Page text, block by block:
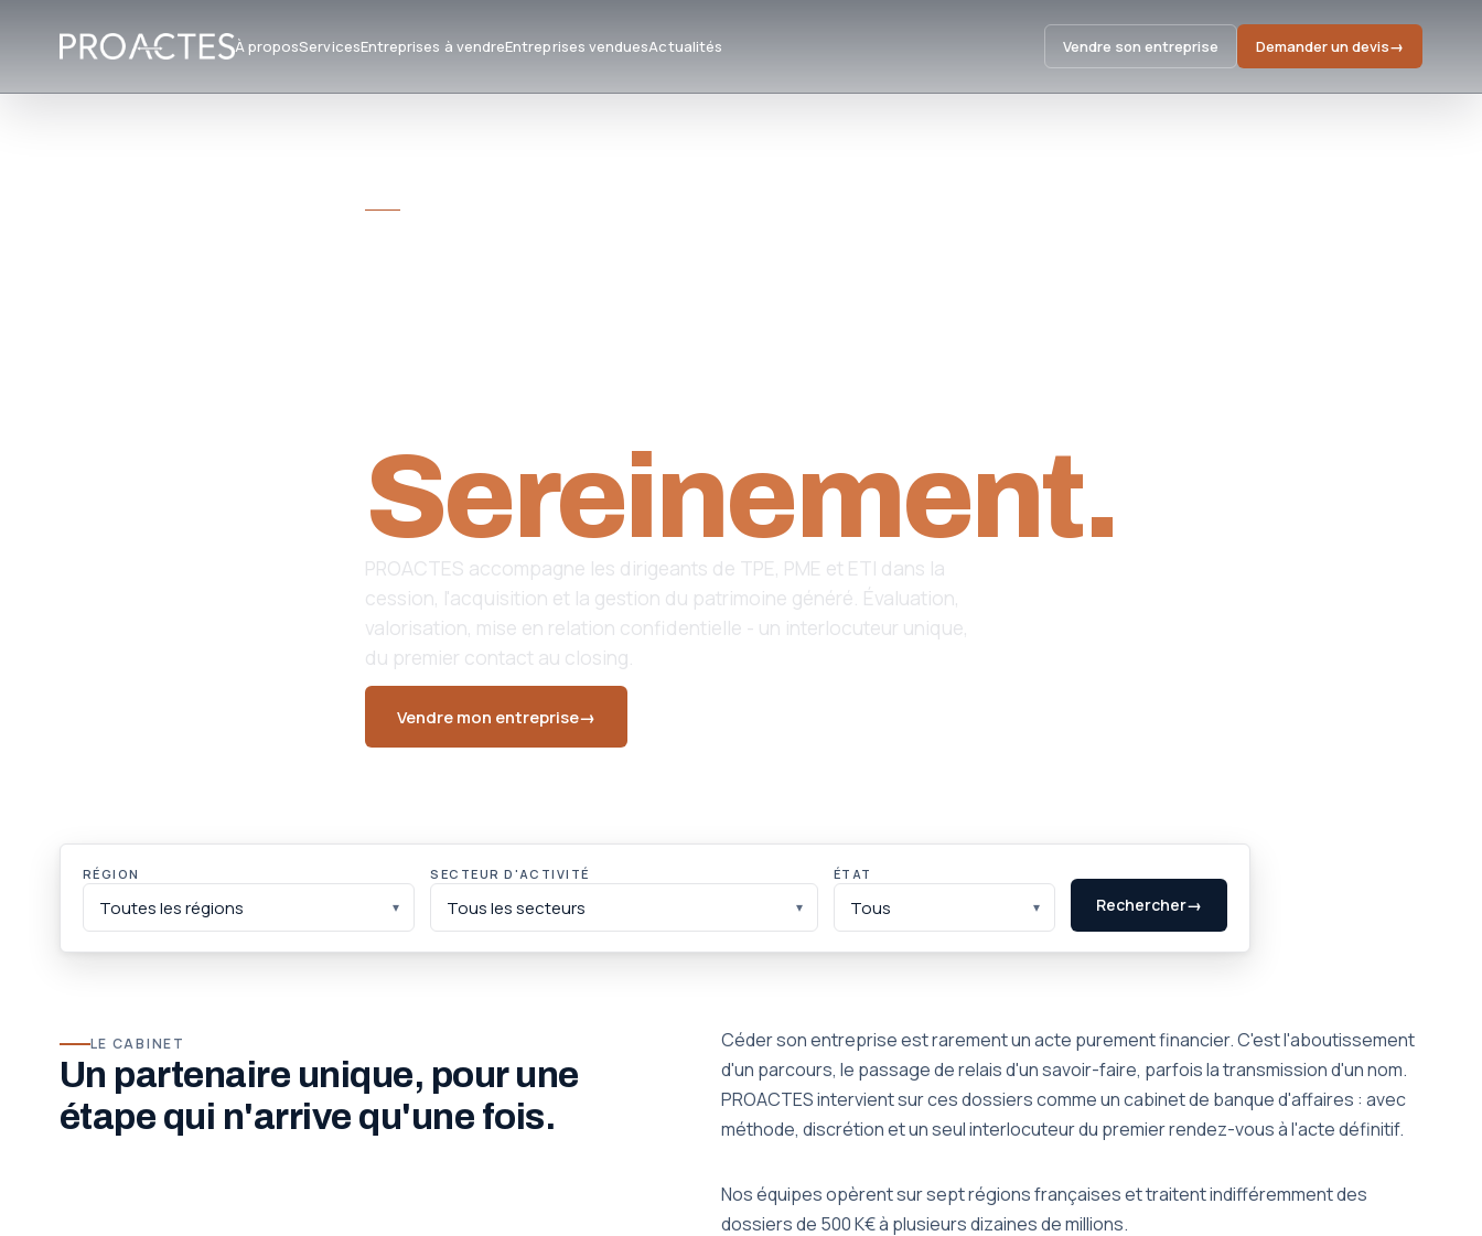
À proposServicesEntreprises à vendreEntreprises venduesActualités Vendre son entreprise Demander un devis→
Sereinement.
PROACTES accompagne les dirigeants de TPE, PME et ETI dans la
cession, l'acquisition et la gestion du patrimoine généré. Évaluation,
valorisation, mise en relation confidentielle - un interlocuteur unique,
du premier contact au closing.
Vendre mon entreprise→
EN COURS DE NÉGOCIATION D'ACCOMPAGNEMENT
RÉGION SECTEUR D'ACTIVITÉ ÉTAT
Rechercher→
LE CABINET
Un partenaire unique, pour une
étape qui n'arrive qu'une fois.
Céder son entreprise est rarement un acte purement financier. C'est l'aboutissement
d'un parcours, le passage de relais d'un savoir-faire, parfois la transmission d'un nom.
PROACTES intervient sur ces dossiers comme un cabinet de banque d'affaires : avec
méthode, discrétion et un seul interlocuteur du premier rendez-vous à l'acte définitif.
Nos équipes opèrent sur sept régions françaises et traitent indifféremment des
dossiers de 500 K€ à plusieurs dizaines de millions.